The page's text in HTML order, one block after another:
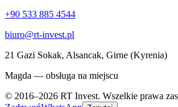
+90 533 885 4544
biuro@rt-invest.pl
21 Gazi Sokak, Alsancak, Girne (Kyrenia)
Magda — obsługa na miejscu
© 2016–2026 RT Invest. Wszelkie prawa